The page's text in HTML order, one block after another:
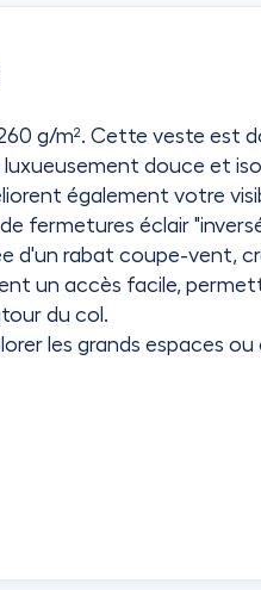
g/m². Cette veste est
douce et
également votre
fermetures éclair
d'un rabat coupe-vent,
un accès facile,
du col.
les grands espaces